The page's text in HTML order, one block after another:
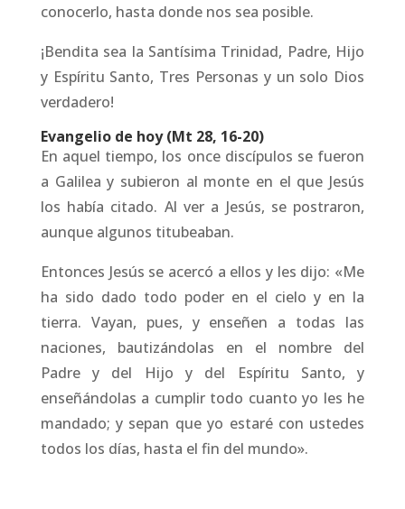
conocerlo, hasta donde nos sea posible.
¡Bendita sea la Santísima Trinidad, Padre, Hijo
y Espíritu Santo, Tres Personas y un solo Dios
verdadero!
Evangelio de hoy (Mt 28, 16-20)
En aquel tiempo, los once discípulos se fueron
a Galilea y subieron al monte en el que Jesús
los había citado. Al ver a Jesús, se postraron,
aunque algunos titubeaban.
Entonces Jesús se acercó a ellos y les dijo: «Me
ha sido dado todo poder en el cielo y en la
tierra. Vayan, pues, y enseñen a todas las
naciones, bautizándolas en el nombre del
Padre y del Hijo y del Espíritu Santo, y
enseñándolas a cumplir todo cuanto yo les he
mandado; y sepan que yo estaré con ustedes
todos los días, hasta el fin del mundo».